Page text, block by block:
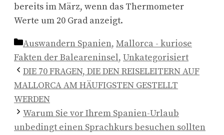
bereits im März, wenn das Thermometer
Werte um 20 Grad anzeigt.
Kategorien
Auswandern Spanien, Mallorca - kuriose
Fakten der Baleareninsel, Unkategorisiert
DIE 70 FRAGEN, DIE DEN REISELEITERN AUF
MALLORCA AM HÄUFIGSTEN GESTELLT
WERDEN
Warum Sie vor Ihrem Spanien-Urlaub
unbedingt einen Sprachkurs besuchen sollten